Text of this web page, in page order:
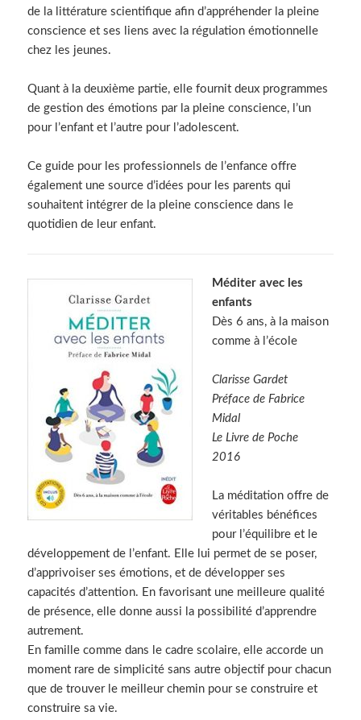
de la littérature scientifique afin d’appréhender la pleine
conscience et ses liens avec la régulation émotionnelle
chez les jeunes.
Quant à la deuxième partie, elle fournit deux programmes
de gestion des émotions par la pleine conscience, l’un
pour l’enfant et l’autre pour l’adolescent.
Ce guide pour les professionnels de l’enfance offre
également une source d’idées pour les parents qui
souhaitent intégrer de la pleine conscience dans le
quotidien de leur enfant.
Méditer avec les
enfants
Dès 6 ans, à la maison
comme à l’école
Clarisse Gardet
Préface de Fabrice
Midal
Le Livre de Poche
2016
La méditation offre de
véritables bénéfices
pour l’équilibre et le
développement de l’enfant. Elle lui permet de se poser,
d’apprivoiser ses émotions, et de développer ses
capacités d’attention. En favorisant une meilleure qualité
de présence, elle donne aussi la possibilité d’apprendre
autrement.
En famille comme dans le cadre scolaire, elle accorde un
moment rare de simplicité sans autre objectif pour chacun
que de trouver le meilleur chemin pour se construire et
construire sa vie.